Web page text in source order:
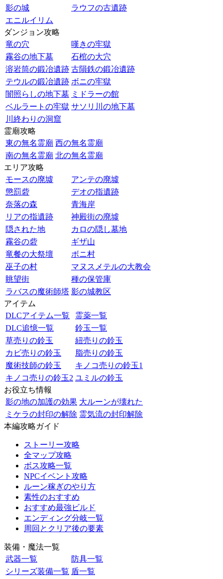
影の城
ラウフの古遺跡
エニルイリム
ダンジョン攻略
竜の穴
嘆きの牢獄
霧谷の地下墓
石棺の大穴
溶岩筒の鍛冶遺跡 古隕鉄の鍛冶遺跡
テウルの鍛冶遺跡 ボニの牢獄
闇照らしの地下墓 ミドラーの館
ベルラートの牢獄 サソリ川の地下墓
川終わりの洞窟
霊廟攻略
東の無名霊廟 西の無名霊廟
南の無名霊廟 北の無名霊廟
エリア攻略
モースの廃墟
アンテの廃墟
懲罰砦
デオの指遺跡
奈落の森
青海岸
リアの指遺跡
神殿街の廃墟
隠された地
カロの隠し墓地
霧谷の砦
ギザ山
竜餐の大祭壇
ボニ村
巫子の村
マヌスメテルの大教会
眺望街
種の保管庫
ラバスの魔術師塔 影の城教区
アイテム
DLCアイテム一覧
霊薬一覧
DLC追憶一覧
鈴玉一覧
草売りの鈴玉
紐売りの鈴玉
カビ売りの鈴玉
脂売りの鈴玉
魔術技師の鈴玉
キノコ売りの鈴玉1
キノコ売りの鈴玉2 ユミルの鈴玉
お役立ち情報
影の地の加護の効果 大ルーンが壊れた
ミケラの封印の解除 霊気流の封印解除
本編攻略ガイド
ストーリー攻略
全マップ攻略
ボス攻略一覧
NPCイベント攻略
ルーン稼ぎのやり方
素性のおすすめ
おすすめ最強ビルド
エンディング分岐一覧
周回とクリア後の要素
装備・魔法一覧
武器一覧
防具一覧
シリーズ装備一覧 盾一覧